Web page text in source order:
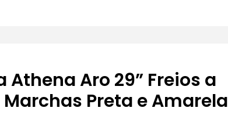
Athena Aro 29” Freios a
Marchas Preta e Amarela